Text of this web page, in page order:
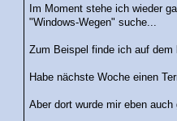
Im Moment stehe ich wieder
"Windows-Wegen" suche...
Zum Beispel finde ich auf
Habe nächste Woche einen
Aber dort wurde mir eben